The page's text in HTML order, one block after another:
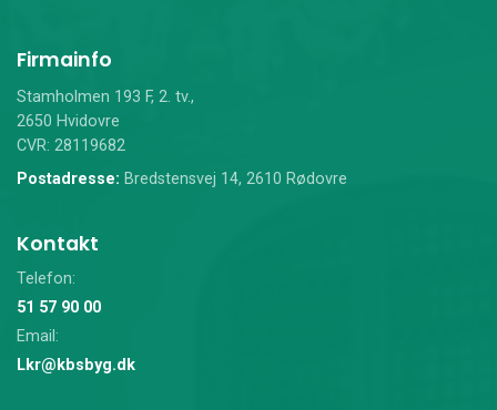
Firmainfo
Stamholmen 193 F, 2. tv.,
2650 Hvidovre
CVR: 28119682
Postadresse: Bredstensvej 14, 2610 Rødovre
Kontakt
Telefon:
51 57 90 00
Email:
Lkr@kbsbyg.dk